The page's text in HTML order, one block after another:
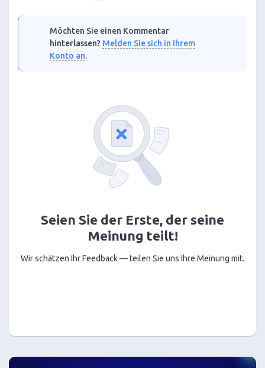
Möchten Sie einen Kommentar
hinterlassen? Melden Sie sich in Ihrem
Konto an.
Seien Sie der Erste, der seine
Meinung teilt!
Wir schätzen Ihr Feedback — teilen Sie uns Ihre Meinung mit.